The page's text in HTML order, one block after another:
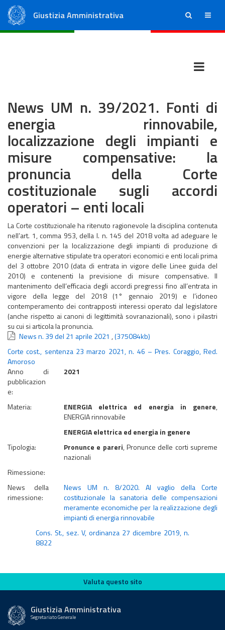
Giustizia Amministrativa ricerca menu
News UM n. 39/2021. Fonti di
energia rinnovabile,
localizzazione degli impianti e
misure compensative: la
pronuncia della Corte
costituzionale sugli accordi
operatori – enti locali
La Corte costituzionale ha ritenuto ragionevole la disciplina contenuta
nell’art. 1, comma 953, della l. n. 145 del 2018 volta ad adeguare le
convenzioni per la localizzazione degli impianti di produzione di
energie alternative stipulate tra operatori economici e enti locali prima
del 3 ottobre 2010 (data di entrata in vigore delle Linee guida del
2010) e contenenti la previsione di misure compensative. Il
mantenimento dell’efficacia degli accordi pregressi fino all’entrata in
vigore della legge del 2018 (1° gennaio 2019) e l’idoneo
contemperamento dei contrapposti interessi operato dal legislatore
(anche rispetto ai canoni di legittimità sovranazionali), sono i pilastri
su cui si articola la pronuncia.
News n. 39 del 21 aprile 2021 ,(375084kb)
Corte cost., sentenza 23 marzo 2021, n. 46 – Pres. Coraggio, Red.
Amoroso
Anno di
pubblicazion
e:
2021
Materia: ENERGIA elettrica ed energia in genere,
ENERGIA rinnovabile
ENERGIA elettrica ed energia in genere
Tipologia:
Pronunce e pareri, Pronunce delle corti supreme
nazionali
Rimessione:
News della
rimessione:
News UM n. 8/2020. Al vaglio della Corte
costituzionale la sanatoria delle compensazioni
meramente economiche per la realizzazione degli
impianti di energia rinnovabile
Cons. St., sez. V, ordinanza 27 dicembre 2019, n.
8822
Valuta questo sito
Valuta questo sito
Giustizia Amministrativa
Segretariato Generale